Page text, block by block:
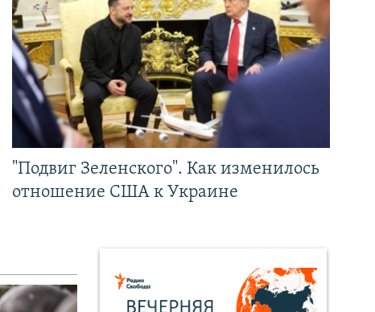
"Подвиг Зеленского". Как изменилось
отношение США к Украине